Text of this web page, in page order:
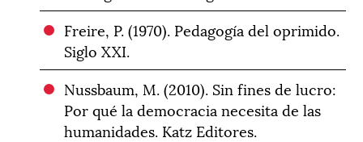
Freire, P. (1970). Pedagogía del oprimido.
Siglo XXI.
Nussbaum, M. (2010). Sin fines de lucro:
Por qué la democracia necesita de las
humanidades. Katz Editores.